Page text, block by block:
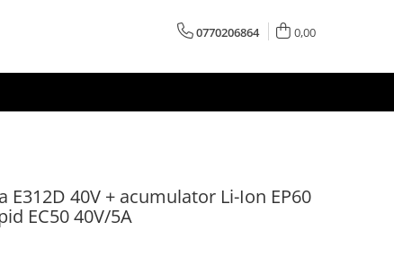
0770206864 0,00
40V + acumulator Li-Ion EP60
EC50 40V/5A